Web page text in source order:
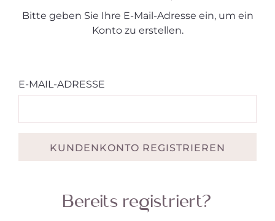
Bitte geben Sie Ihre E-Mail-Adresse ein, um ein
Konto zu erstellen.
E-MAIL-ADRESSE
KUNDENKONTO REGISTRIEREN
Bereits registriert?